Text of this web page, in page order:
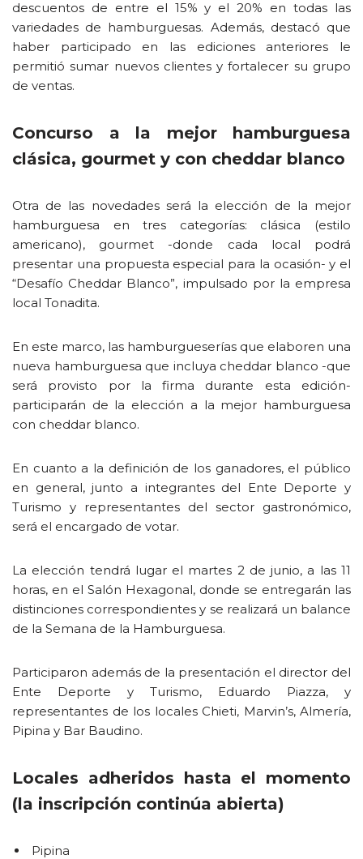
descuentos de entre el 15% y el 20% en todas las
variedades de hamburguesas. Además, destacó que
haber participado en las ediciones anteriores le
permitió sumar nuevos clientes y fortalecer su grupo
de ventas.
Concurso a la mejor hamburguesa
clásica, gourmet y con cheddar blanco
Otra de las novedades será la elección de la mejor
hamburguesa en tres categorías: clásica (estilo
americano), gourmet -donde cada local podrá
presentar una propuesta especial para la ocasión- y el
“Desafío Cheddar Blanco”, impulsado por la empresa
local Tonadita.
En este marco, las hamburgueserías que elaboren una
nueva hamburguesa que incluya cheddar blanco -que
será provisto por la firma durante esta edición-
participarán de la elección a la mejor hamburguesa
con cheddar blanco.
En cuanto a la definición de los ganadores, el público
en general, junto a integrantes del Ente Deporte y
Turismo y representantes del sector gastronómico,
será el encargado de votar.
La elección tendrá lugar el martes 2 de junio, a las 11
horas, en el Salón Hexagonal, donde se entregarán las
distinciones correspondientes y se realizará un balance
de la Semana de la Hamburguesa.
Participaron además de la presentación el director del
Ente Deporte y Turismo, Eduardo Piazza, y
representantes de los locales Chieti, Marvin’s, Almería,
Pipina y Bar Baudino.
Locales adheridos hasta el momento
(la inscripción continúa abierta)
Pipina